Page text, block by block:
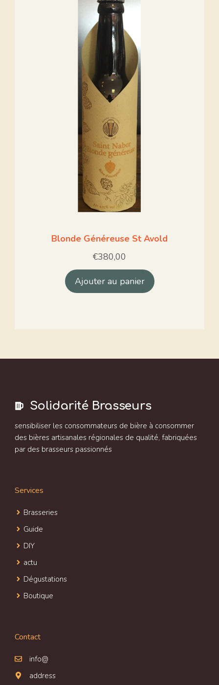
Blonde Généreuse St Avold
€380,00
Ajouter au panier
Solidarité Brasseurs
sensibiliser les consommateurs de bière à consommer
des bières artisanales régionales de qualité, fabriquées
par des brasseurs passionnés
Services
Brasseries
Guide
DIY
actu
Dégustations
Boutique
Contact
info@
address